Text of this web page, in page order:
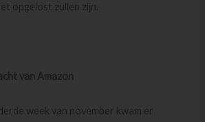
opgelost zullen zijn.
van Amazon
week van november kwam er